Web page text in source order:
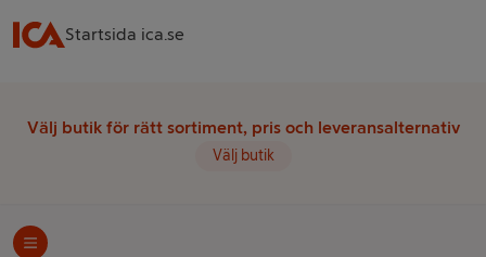
Startsida ica.se
Välj butik för rätt sortiment, pris och leveransalternativ
Välj butik